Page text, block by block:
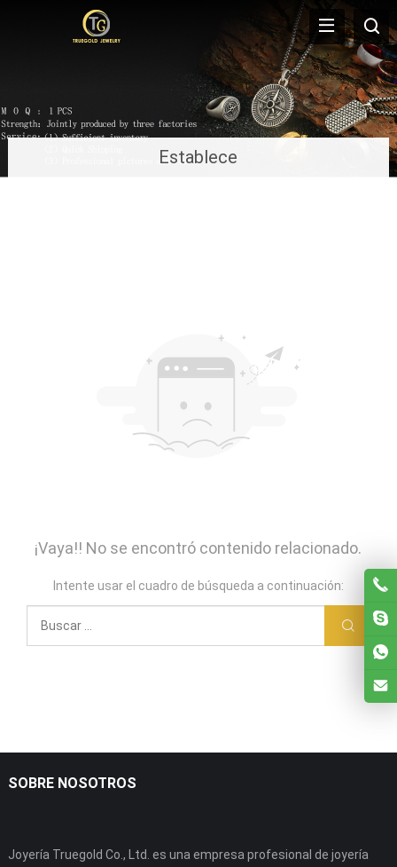
Establece
¡Vaya!! No se encontró contenido relacionado.
Intente usar el cuadro de búsqueda a continuación:
SOBRE NOSOTROS
Joyería Truegold Co., Ltd. es una empresa profesional de joyería